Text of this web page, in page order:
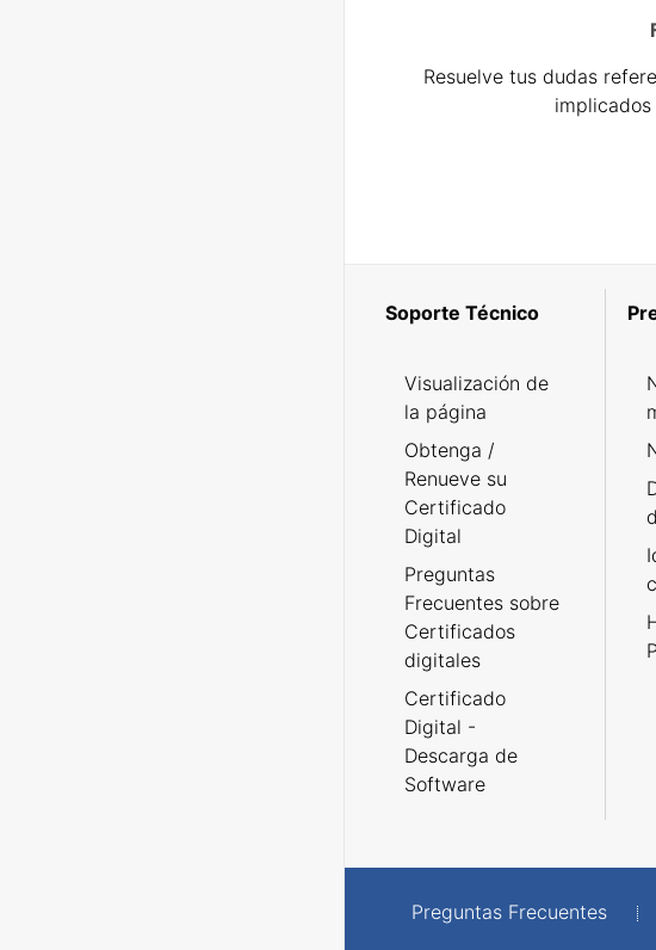
Resuelve tus dudas
Soporte Técnico
Visualización de
la página
Obtenga /
Renueve su
Certificado
Digital
Preguntas
Frecuentes sobre
Certificados
digitales
Certificado
Digital -
Descarga de
Software
Preguntas Frecuentes